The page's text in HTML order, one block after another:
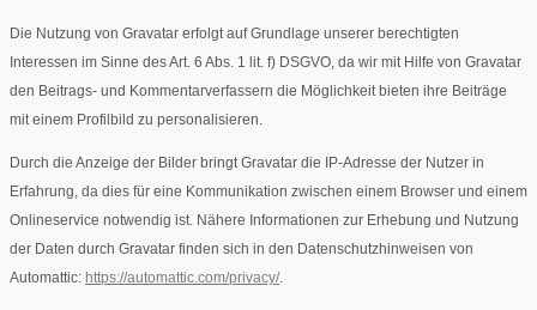
Die Nutzung von Gravatar erfolgt auf Grundlage unserer berechtigten
Interessen im Sinne des Art. 6 Abs. 1 lit. f) DSGVO, da wir mit Hilfe von Gravatar
den Beitrags- und Kommentarverfassern die Möglichkeit bieten ihre Beiträge
mit einem Profilbild zu personalisieren.
Durch die Anzeige der Bilder bringt Gravatar die IP-Adresse der Nutzer in
Erfahrung, da dies für eine Kommunikation zwischen einem Browser und einem
Onlineservice notwendig ist. Nähere Informationen zur Erhebung und Nutzung
der Daten durch Gravatar finden sich in den Datenschutzhinweisen von
Automattic: https://automattic.com/privacy/.